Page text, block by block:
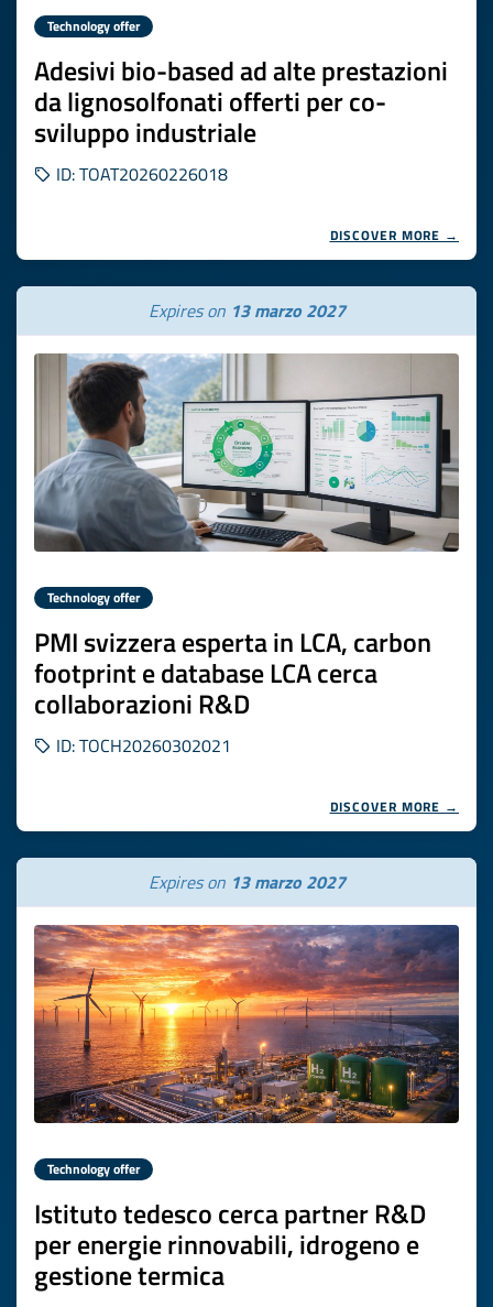
Technology offer
Adesivi bio-based ad alte prestazioni
da lignosolfonati offerti per co-
sviluppo industriale
ID: TOAT20260226018
DISCOVER MORE →
Expires on 13 marzo 2027
Technology offer
PMI svizzera esperta in LCA, carbon
footprint e database LCA cerca
collaborazioni R&D
ID: TOCH20260302021
DISCOVER MORE →
Expires on 13 marzo 2027
Technology offer
Istituto tedesco cerca partner R&D
per energie rinnovabili, idrogeno e
gestione termica